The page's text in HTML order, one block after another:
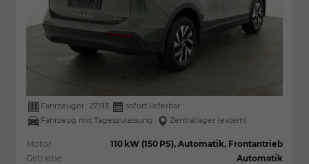
Fahrzeugnr.: 27193
sofort lieferbar
Fahrzeug mit Tageszulassung
Zentrallager (extern)
Motor
110 kW (150 PS), Automatik, Frontantrieb
Getriebe
Automatik